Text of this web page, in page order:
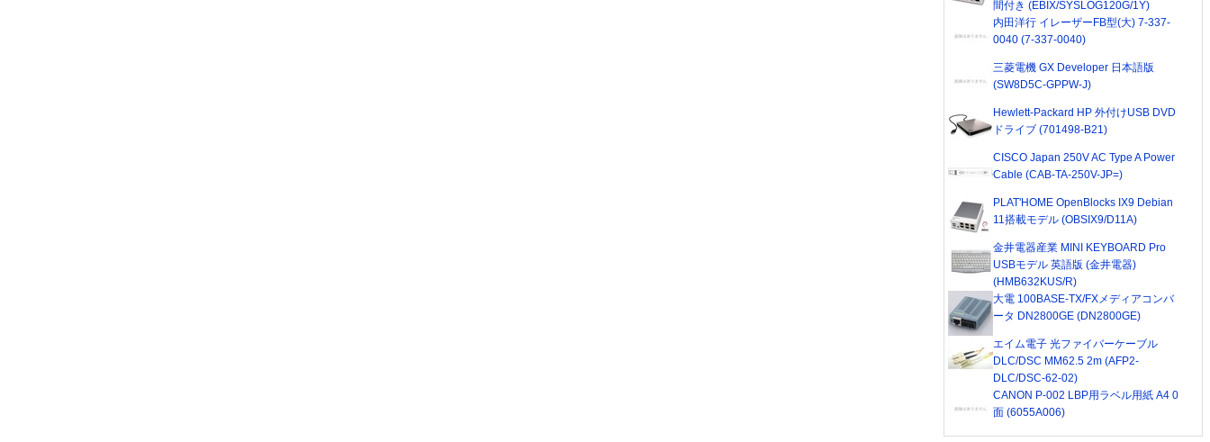
間付き (EBIX/SYSLOG120G/1Y)
内田洋行 イレーザーFB型(大) 7-337-
0040 (7-337-0040)
三菱電機 GX Developer 日本語版
(SW8D5C-GPPW-J)
Hewlett-Packard HP 外付けUSB DVD
ドライブ (701498-B21)
CISCO Japan 250V AC Type A Power
Cable (CAB-TA-250V-JP=)
PLAT'HOME OpenBlocks IX9 Debian
11搭載モデル (OBSIX9/D11A)
金井電器産業 MINI KEYBOARD Pro
USBモデル 英語版 (金井電器)
(HMB632KUS/R)
大電 100BASE-TX/FXメディアコンバ
ータ DN2800GE (DN2800GE)
エイム電子 光ファイバーケーブル
DLC/DSC MM62.5 2m (AFP2-
DLC/DSC-62-02)
CANON P-002 LBP用ラベル用紙 A4 0
面 (6055A006)